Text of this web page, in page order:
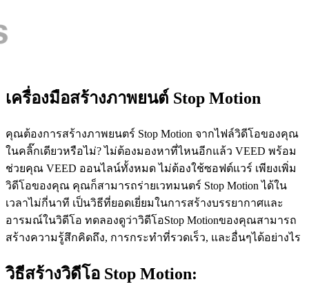
เครื่องมือสร้างภาพยนต์ Stop Motion
คุณต้องการสร้างภาพยนตร์ Stop Motion จากไฟล์วิดีโอของคุณ
ในคลิ๊กเดียวหรือไม่? ไม่ต้องมองหาที่ไหนอีกแล้ว VEED พร้อม
ช่วยคุณ VEED ออนไลน์ทั้งหมด ไม่ต้องใช้ซอฟต์แวร์ เพียงเพิ่ม
วิดีโอของคุณ คุณก็สามารถร่ายเวทมนตร์ Stop Motion ได้ใน
เวลาไม่กี่นาที เป็นวิธีที่ยอดเยี่ยมในการสร้างบรรยากาศและ
อารมณ์ในวิดีโอ ทดลองดูว่าวิดีโอStop Motionของคุณสามารถ
สร้างความรู้สึกคิดถึง, การกระทำที่รวดเร็ว, และอื่นๆได้อย่างไร
วิธีสร้างวิดีโอ Stop Motion: